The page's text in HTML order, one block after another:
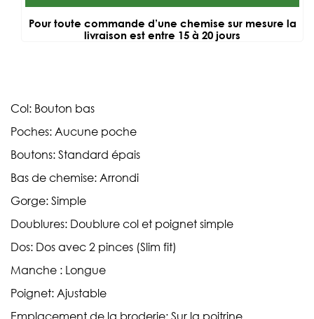
Pour toute commande d’une chemise sur mesure la
livraison est entre 15 à 20 jours
Col: Bouton bas
Poches: Aucune poche
Boutons: Standard épais
Bas de chemise: Arrondi
Gorge: Simple
Doublures: Doublure col et poignet simple
Dos: Dos avec 2 pinces (Slim fit)
Manche : Longue
Poignet: Ajustable
Emplacement de la broderie: Sur la poitrine